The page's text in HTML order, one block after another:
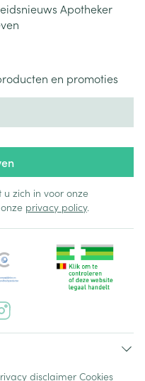
Apotheker
en promoties
u zich in voor onze
privacy policy.
disclaimer Cookies